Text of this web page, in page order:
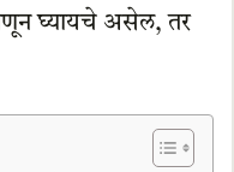
घ्यायचे असेल, तर